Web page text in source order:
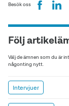
Besök oss
Följ
Välj de ämnen som du är
någonting nytt.
Intervjuer